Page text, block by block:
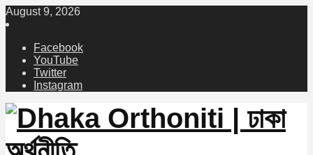
August 9, 2026
Facebook
YouTube
Twitter
Instagram